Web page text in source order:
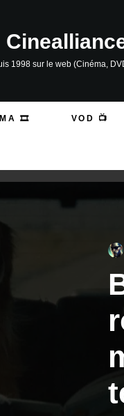
1998 sur le web (Cinéma,
🎞️ VOD 📺